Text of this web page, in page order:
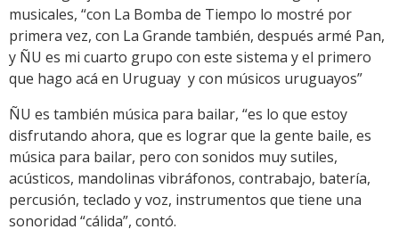
musicales, “con La Bomba de Tiempo lo mostré por
primera vez, con La Grande también, después armé Pan,
y ÑU es mi cuarto grupo con este sistema y el primero
que hago acá en Uruguay y con músicos uruguayos”
ÑU es también música para bailar, “es lo que estoy
disfrutando ahora, que es lograr que la gente baile, es
música para bailar, pero con sonidos muy sutiles,
acústicos, mandolinas vibráfonos, contrabajo, batería,
percusión, teclado y voz, instrumentos que tiene una
sonoridad “cálida”, contó.